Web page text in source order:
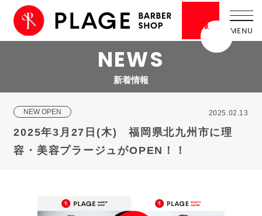
情報
NEWS
新着情報
NEW OPEN
2025年3月27日(木) 福岡県北九州市に理
容・美容プラージュがOPEN！！
2025.02.13